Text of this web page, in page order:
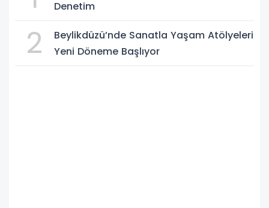
Denetim
2
Beylikdüzü’nde Sanatla Yaşam Atölyeleri
Yeni Döneme Başlıyor